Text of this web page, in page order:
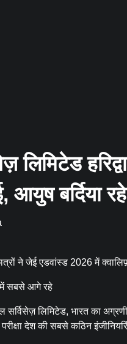
आयुष बर्दिया
ने जेई एडवांस्ड 2026 में
में सबसे आगे रहे
लिमिटेड, भारत का
देश की सबसे कठिन